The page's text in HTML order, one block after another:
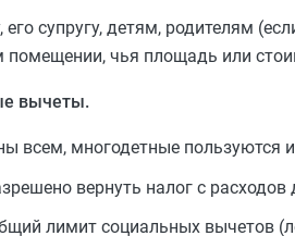
супругу, детям, родителям
чья площадь или
вычеты.
всем, многодетные пользуются
вернуть налог с
лимит социальных вычетов